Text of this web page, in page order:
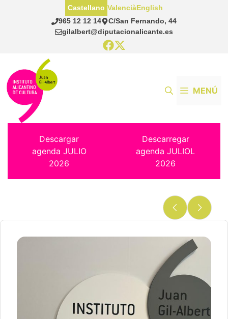
965 12 12 14
C/San Fernando, 44
gilalbert@diputacionalicante.es
Castellano ValenciàEnglish
MENÚ
Descargar
agenda JULIO
2026
Descarregar
agenda JULIOL
2026